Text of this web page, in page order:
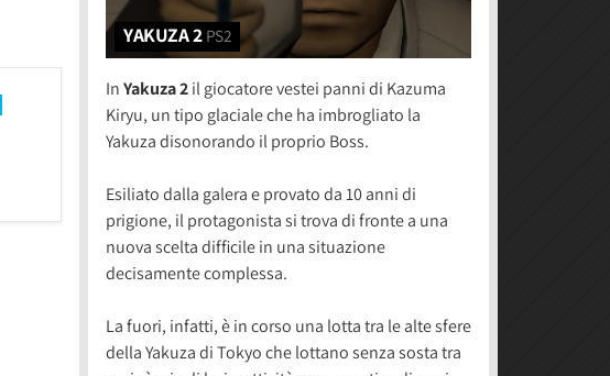
YAKUZA 2 PS2
InYakuza 2il giocatore vestei panni di Kazuma
Kiryu, un tipo glaciale che ha imbrogliato la
Yakuza disonorando il proprio Boss.
Esiliato dalla galera e provato da 10 anni di
prigione, il protagonista si trova di fronte a una
nuova scelta difficile in una situazione
decisamente complessa.
La fuori, infatti, è in corso una lotta tra le alte sfere
della Yakuza di Tokyo che lottano senza sosta tra